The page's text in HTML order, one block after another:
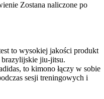
Zostana naliczone po
to wysokiej jakości produkt
brazylijskie jiu-jitsu.
to kimono łączy w sobie
sesji treningowych i